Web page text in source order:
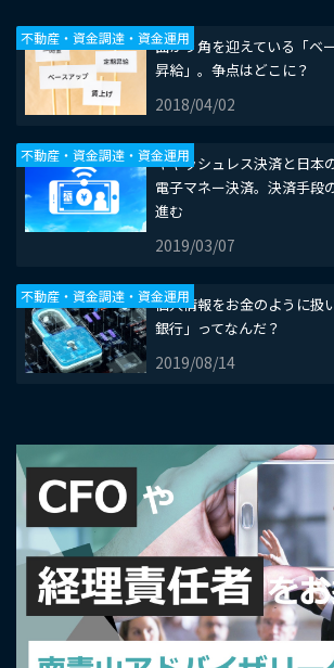
曲がり角を迎えている「ベ
昇給」。争点はどこに？
2018/04/02
不動産・資金調達・資金運用
キャッシュレス決済と日本
電子マネー決済。決済手段
進む
2019/03/07
不動産・資金調達・資金運用
個人情報をお金のように扱
銀行」ってなんだ？
2019/08/14
不動産・資金調達・資金運用